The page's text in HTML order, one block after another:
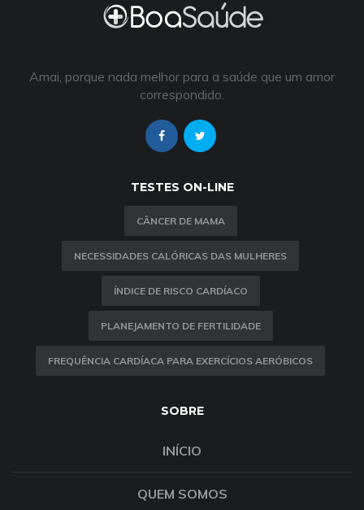
Amai, porque nada melhor para a saúde que um amor
correspondido.
TESTES ON-LINE
CÂNCER DE MAMA
NECESSIDADES CALÓRICAS DAS MULHERES
ÍNDICE DE RISCO CARDÍACO
PLANEJAMENTO DE FERTILIDADE
FREQUÊNCIA CARDÍACA PARA EXERCÍCIOS AERÓBICOS
SOBRE
INÍCIO
QUEM SOMOS